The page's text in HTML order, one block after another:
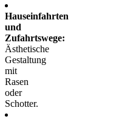
Hauseinfahrten
und
Zufahrtswege:
Ästhetische
Gestaltung
mit
Rasen
oder
Schotter.